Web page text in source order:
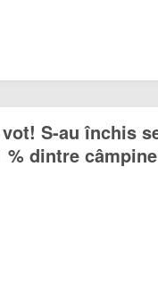
S-au închis
% dintre